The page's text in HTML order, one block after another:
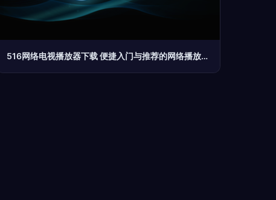
516网络电视播放器下载 便捷入门与推荐的网络播放器指南